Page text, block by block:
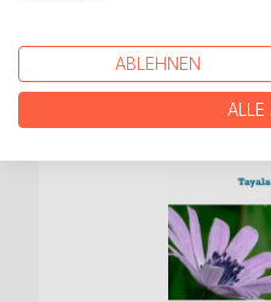
ABLEHNEN
ALLE